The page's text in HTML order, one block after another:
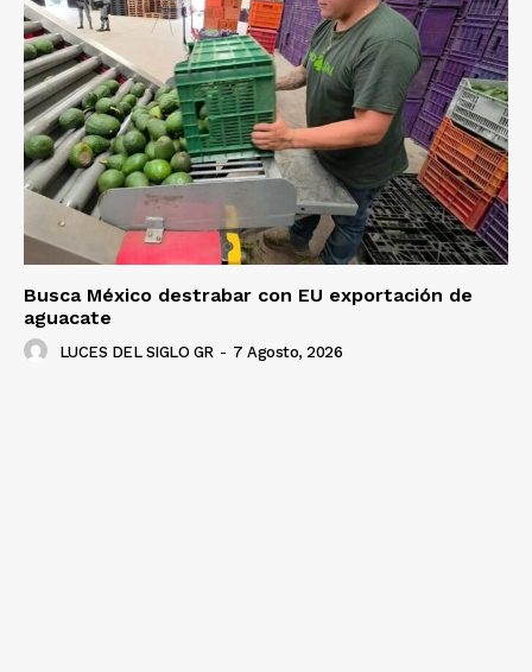
Busca México destrabar con EU exportación de
aguacate
LUCES DEL SIGLO GR - 7 Agosto, 2026